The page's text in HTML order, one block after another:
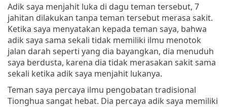
Adik saya menjahit luka di dagu teman tersebut, 7
jahitan dilakukan tanpa teman tersebut merasa sakit.
Ketika saya menyatakan kepada teman saya, bahwa
adik saya sama sekali tidak memiliki ilmu menotok
jalan darah seperti yang dia bayangkan, dia menuduh
saya berdusta, karena dia tidak merasakan sakit sama
sekali ketika adik saya menjahit lukanya.
Teman saya percaya ilmu pengobatan tradisional
Tionghua sangat hebat. Dia percaya adik saya memiliki